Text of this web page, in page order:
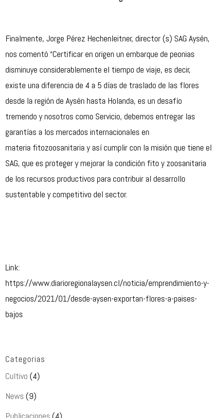
Finalmente, Jorge Pérez Hechenleitner, director (s) SAG Aysén,
nos comentó “Certificar en origen un embarque de peonias
disminuye considerablemente el tiempo de viaje, es decir,
existe una diferencia de 4 a 5 días de traslado de las flores
desde la región de Aysén hasta Holanda, es un desafío
tremendo y nosotros como Servicio, debemos entregar las
garantías a los mercados internacionales en
materia fitozoosanitaria y así cumplir con la misión que tiene el
SAG, que es proteger y mejorar la condición fito y zoosanitaria
de los recursos productivos para contribuir al desarrollo
sustentable y competitivo del sector.
Link:
https://www.diarioregionalaysen.cl/noticia/emprendimiento-y-
negocios/2021/01/desde-aysen-exportan-flores-a-paises-
bajos
Categorias
Cultivo (4)
News (9)
Publicaciones (4)